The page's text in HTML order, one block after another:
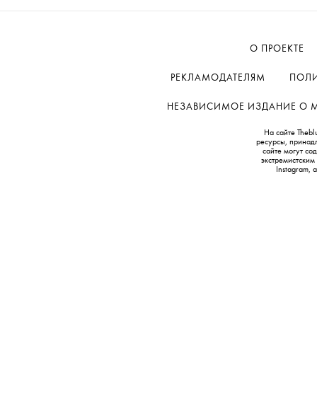
О ПРОЕКТЕ
РЕКЛАМОДАТЕЛЯМ
НЕЗАВИСИМОЕ ИЗДАНИЕ О
На сайте
ресурсы,
сайте могут
Instagram,